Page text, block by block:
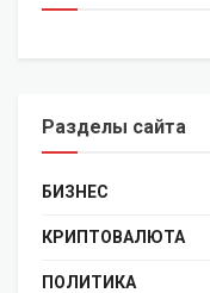
Разделы сайта
БИЗНЕС
КРИПТОВАЛЮТА
ПОЛИТИКА